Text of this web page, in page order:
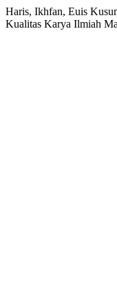
Haris, Ikhfan, Euis
Kualitas Karya Ilmiah